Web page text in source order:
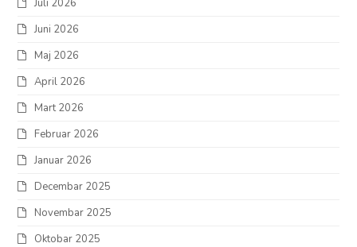
Juni 2026
Maj 2026
April 2026
Mart 2026
Februar 2026
Januar 2026
Decembar 2025
Novembar 2025
Oktobar 2025